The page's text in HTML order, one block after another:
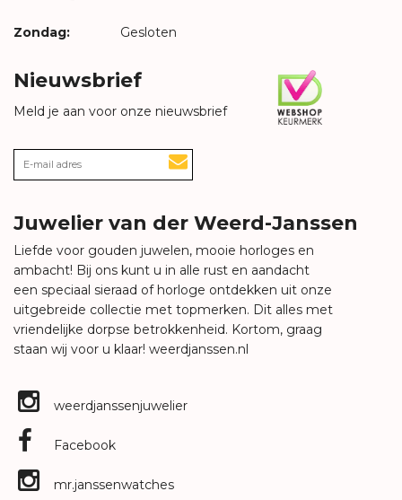
Zondag: Gesloten
Nieuwsbrief
Meld je aan voor onze nieuwsbrief
Juwelier van der Weerd-Janssen
Liefde voor gouden juwelen, mooie horloges en
ambacht! Bij ons kunt u in alle rust en aandacht
een speciaal sieraad of horloge ontdekken uit onze
uitgebreide collectie met topmerken. Dit alles met
vriendelijke dorpse betrokkenheid. Kortom, graag
staan wij voor u klaar! weerdjanssen.nl
weerdjanssenjuwelier
Facebook
mr.janssenwatches